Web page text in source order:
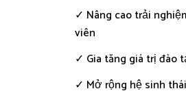
✓ Nâng cao trải
viên
✓ Gia tăng giá trị đào
✓ Mở rộng hệ sinh